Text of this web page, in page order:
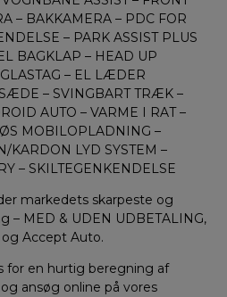
– BAKKAMERA – PDC FOR
– PARK ASSIST PLUS
BAGKLAP – HEAD UP
– EL LÆDER
– SVINGBART TRÆK –
AUTO – VARME I RAT –
MOBILOPLADNING –
KARDON LYD SYSTEM –
– SKILTEGENKENDELSE
markedets skarpeste og
– MED & UDEN UDBETALING,
og Accept Auto.
for en hurtig beregning af
ansøg online på vores